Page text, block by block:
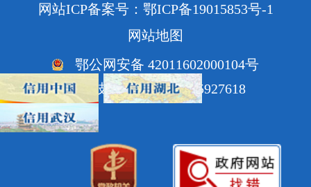
网站ICP备案号：鄂ICP备19015853号-1
网站地图
鄂公网安备 42011602000104号
网站技术支持电话：85927618